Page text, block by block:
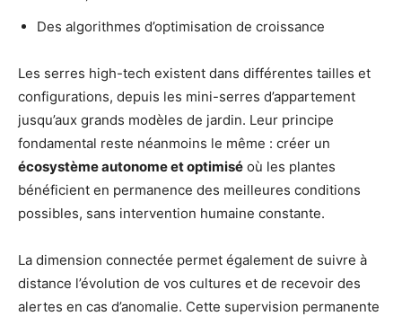
Des algorithmes d’optimisation de croissance
Les serres high-tech existent dans différentes tailles et
configurations, depuis les mini-serres d’appartement
jusqu’aux grands modèles de jardin. Leur principe
fondamental reste néanmoins le même : créer un
écosystème autonome et optimisé où les plantes
bénéficient en permanence des meilleures conditions
possibles, sans intervention humaine constante.
La dimension connectée permet également de suivre à
distance l’évolution de vos cultures et de recevoir des
alertes en cas d’anomalie. Cette supervision permanente